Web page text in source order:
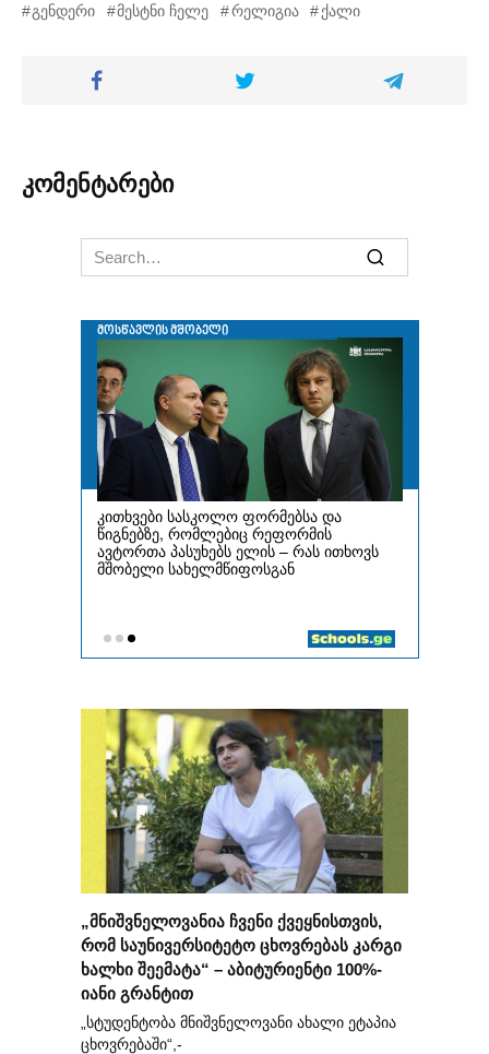
გენდერი მესტნი ჩელე რელიგია ქალი
კომენტარები
Search
for:
„მნიშვნელოვანია ჩვენი ქვეყნისთვის,
რომ საუნივერსიტეტო ცხოვრებას კარგი
ხალხი შეემატა“ – აბიტურიენტი 100%-
იანი გრანტით
„სტუდენტობა მნიშვნელოვანი ახალი ეტაპია
ცხოვრებაში“,-